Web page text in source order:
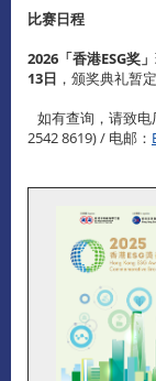
比赛日程
2026「香港ESG奖」
13日 ，颁奖典礼暂
如有查询，请致电
2542 8619) / 电邮：